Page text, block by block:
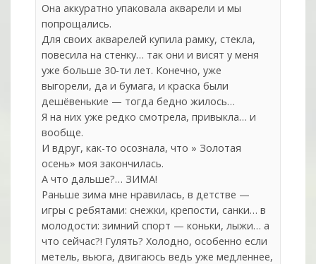
Она аккуратно упаковала акварели и мы
попрощались.
Для своих акварелей купила рамку, стекла,
повесила на стенку… так они и висят у меня
уже больше 30-ти лет. Конечно, уже
выгорели, да и бумага, и краска были
дешёвенькие — тогда бедно жилось…
Я на них уже редко смотрела, привыкла… и
вообще.
И вдруг, как-то осознала, что » Золотая
осень» моя закончилась.
А что дальше?… ЗИМА!
Раньше зима мне нравилась, в детстве —
игры с ребятами: снежки, крепости, санки… в
молодости: зимний спорт — коньки, лыжи… а
что сейчас?! Гулять? Холодно, особенно если
метель, вьюга, двигаюсь ведь уже медленнее,